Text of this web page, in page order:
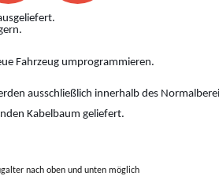
Fahrzeug umprogrammieren.
ausschließlich innerhalb des
Kabelbaum geliefert.
nach oben und unten möglich